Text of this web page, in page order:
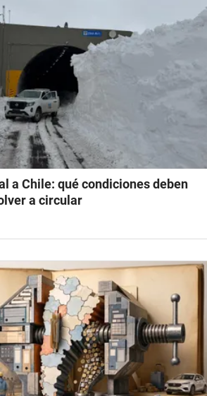
a Chile: qué condiciones deben
a circular